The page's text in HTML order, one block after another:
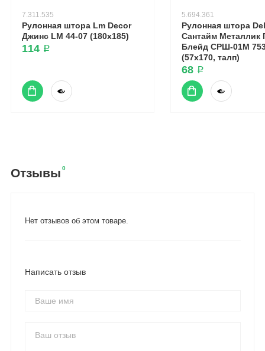
7.311.535
Рулонная штора Lm Decor
Джинс LM 44-07 (180x185)
114 ₽
5.694.361
Рулонная штора
Сантайм Металлик
Блейд СРШ-01М
(57x170, талп)
68 ₽
Отзывы 0
Нет отзывов об этом товаре.
Написать отзыв